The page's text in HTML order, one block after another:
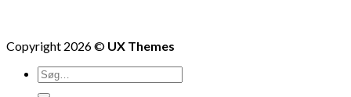
Copyright 2026 © UX Themes
Søg
efter: